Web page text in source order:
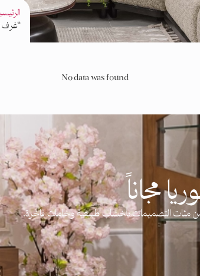
“غرف
No data was found
مجاناً
من مئات التصميمات بأخشاب طبيعية وخامات فاخرة.